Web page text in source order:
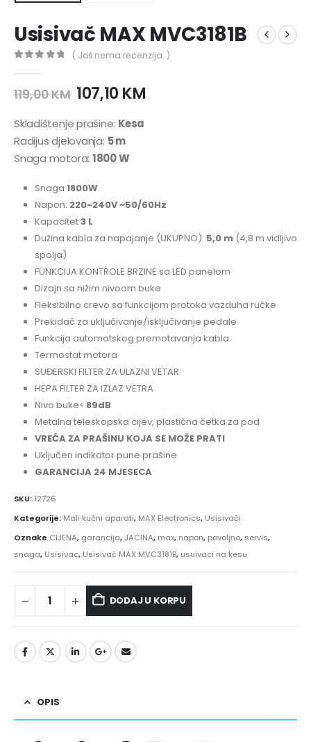
Usisivač MAX MVC3181B
( Još nema recenzija. )
119,00KM 107,10 KM
Skladištenje prašine: Kesa
Radijus djelovanja: 5 m
Snaga motora: 1800 W
Snaga 1800W
Napon: 220-240V ~50/60Hz
Kapacitet3 L
Dužina kabla za napajanje (UKUPNO): 5,0 m(4,8 m vidljivo
spolja)
FUNKCIJA KONTROLE BRZINE sa LED panelom
Dizajn sa nižim nivoom buke
Fleksibilno crevo sa funkcijom protoka vazduha ručke
Prekidač za uključivanje/isključivanje pedale
Funkcija automatskog premotavanja kabla
Termostat motora
SUĐERSKI FILTER ZA ULAZNI VETAR
HEPA FILTER ZA IZLAZ VETRA
Nivo buke< 89dB
Metalna teleskopska cijev, plastična četka za pod
VREĆA ZA PRAŠINU KOJA SE MOŽE PRATI
Uključen indikator pune prašine
GARANCIJA 24 MJESECA
SKU: 12726
Kategorije: Mali kućni aparati, MAX Electronics, Usisivači
Oznake CIJENA, garancija,JACINA, max, napon, povoljno, servis,
snaga, Usisivac, Usisivač MAX MVC3181B, usuivaci na kesu
DODAJ U KORPU
OPIS